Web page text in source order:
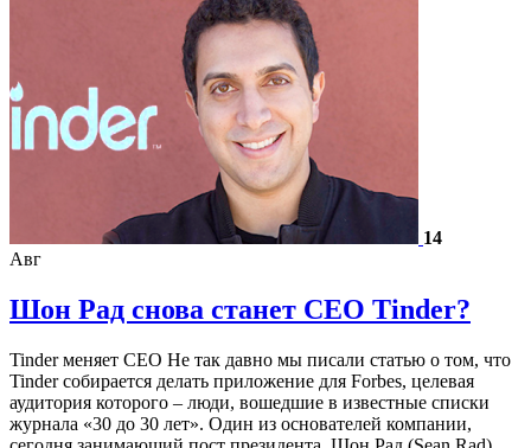
14
Авг
Шон Рад снова станет CEO Tinder?
Tinder меняет CEO Не так давно мы писали статью о том, что
Tinder собирается делать приложение для Forbes, целевая
аудитория которого – люди, вошедшие в известные списки
журнала «30 до 30 лет». Один из основателей компании,